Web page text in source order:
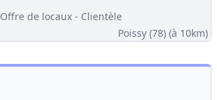
Offre de locaux - Clientèle
Poissy (78) (à 10km)